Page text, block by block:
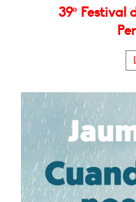
39º Festival